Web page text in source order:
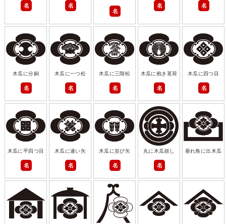
名 名
名
名 名
木瓜に分銅
名
木瓜に一つ松
名
木瓜に三階松
名
木瓜に抱き茗荷
名
木瓜に四つ目
名
木瓜に平四つ目
名
木瓜に違い矢
名
木瓜に並び矢
名
丸に木瓜崩し
名
垂れ角に出木瓜